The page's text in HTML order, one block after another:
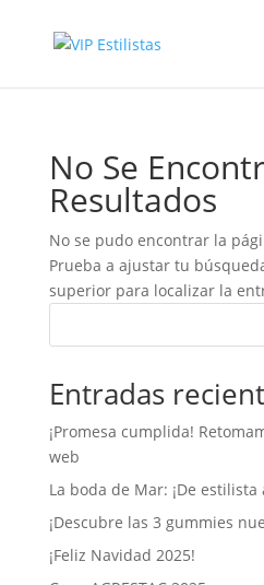
No Se
Resultados
No se pudo encontrar la
Prueba a ajustar tu
superior para localizar la
Entradas
¡Promesa cumplida!
web
La boda de Mar: ¡De
¡Descubre las 3 gummies
¡Feliz Navidad 2025!